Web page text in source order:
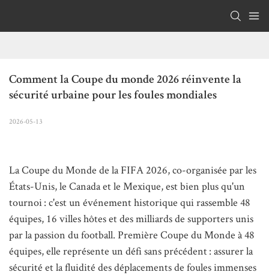
Comment la Coupe du monde 2026 réinvente la
sécurité urbaine pour les foules mondiales
2026-05-13
La Coupe du Monde de la FIFA 2026, co-organisée par les
États-Unis, le Canada et le Mexique, est bien plus qu'un
tournoi : c'est un événement historique qui rassemble 48
équipes, 16 villes hôtes et des milliards de supporters unis
par la passion du football. Première Coupe du Monde à 48
équipes, elle représente un défi sans précédent : assurer la
sécurité et la fluidité des déplacements de foules immenses